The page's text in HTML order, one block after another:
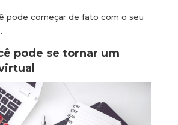
pode começar de fato com o seu
pode se tornar um